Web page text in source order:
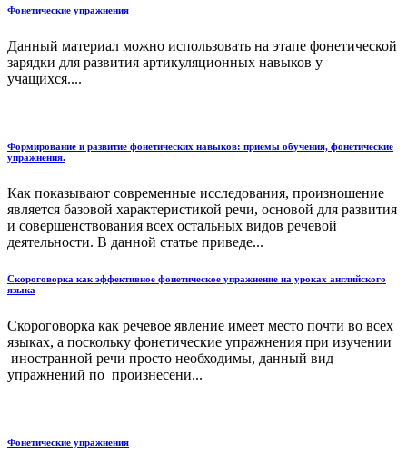
Фонетические упражнения
Данный материал можно использовать на этапе фонетической
зарядки для развития артикуляционных навыков у
учащихся....
Формирование и развитие фонетических навыков: приемы обучения, фонетические
упражнения.
Как показывают современные исследования, произношение
является базовой характеристикой речи, основой для развития
и совершенствования всех остальных видов речевой
деятельности. В данной статье приведе...
Скороговорка как эффективное фонетическое упражнение на уроках английского
языка
Скороговорка как речевое явление имеет место почти во всех
языках, а поскольку фонетические упражнения при изучении
иностранной речи просто необходимы, данный вид
упражнений по произнесени...
Фонетические упражнения